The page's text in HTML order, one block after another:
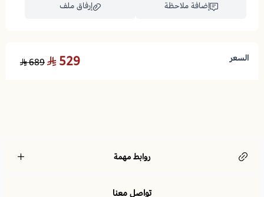
✅مرتبة بنوابض متصلة:
مرتبة سرير مريحة بارتفاع 20 سم:
إضافة ملاحظة
إرفاق ملف
السعر 529
689
روابط مهمة
تواصل معنا